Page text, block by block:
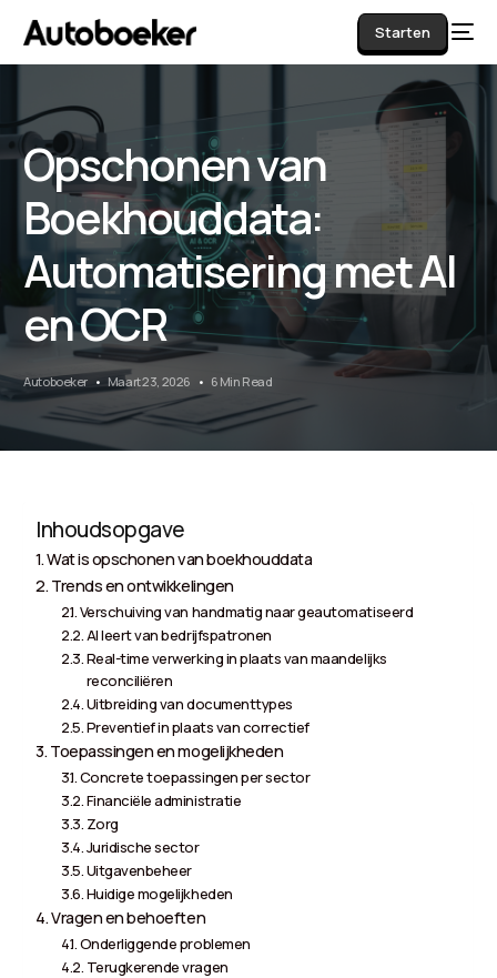
Starten
Opschonen van
Boekhouddata:
Automatisering met AI
en OCR
Autoboeker Maart 23, 2026 6 Min Read
Inhoudsopgave
Wat is opschonen van boekhouddata
Trends en ontwikkelingen
Verschuiving van handmatig naar geautomatiseerd
AI leert van bedrijfspatronen
Real-time verwerking in plaats van maandelijks
reconciliëren
Uitbreiding van documenttypes
Preventief in plaats van correctief
Toepassingen en mogelijkheden
Concrete toepassingen per sector
Financiële administratie
Zorg
Juridische sector
Uitgavenbeheer
Huidige mogelijkheden
Vragen en behoeften
Onderliggende problemen
Terugkerende vragen
AI